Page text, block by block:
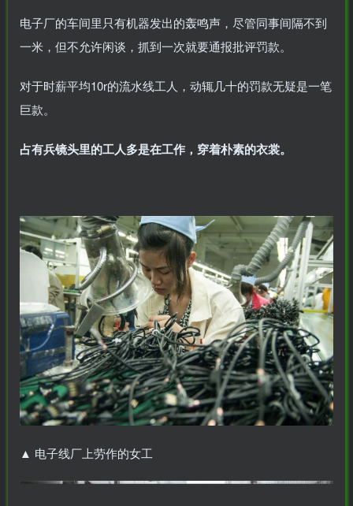
电子厂的车间里只有机器发出的轰鸣声，尽管同事间隔不到
一米，但不允许闲谈，抓到一次就要通报批评罚款。
对于时薪平均10r的流水线工人，动辄几十的罚款无疑是一笔
巨款。
占有兵镜头里的工人多是在工作，穿着朴素的衣裳。
▲ 电子线厂上劳作的女工